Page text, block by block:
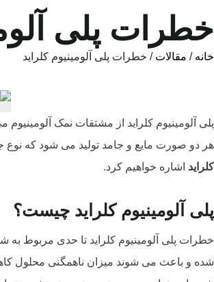
خطرات پلی
خانه / مقالات / خطرات پلی آلومینیوم کلراید
پلی آلومینیوم کلراید از مشتقات نمک
هر دو صورت مایع و جامد تولید می شود که نوع
کلراید اشاره خواهیم کرد.
پلی آلومینیوم کلراید چیست؟
خطرات پلی آلومینیوم کلراید تا حدی مربوط به
شده و باعث می شوند میزان ناهمگنی محلول